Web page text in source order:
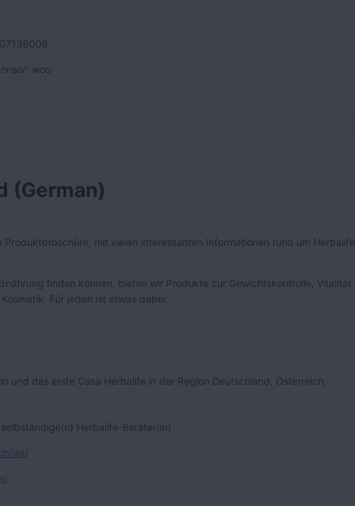
07139008
woo
(German)
mit vielen interessanten Informationen rund um Herbalife
finden können, bieten wir Produkte zur Gewichtskontrolle, Vitalität
Für jeden ist etwas dabei.
und das erste Casa Herbalife in der Region Deutschland, Österreich,
Herbalife-Berater(in)
de/